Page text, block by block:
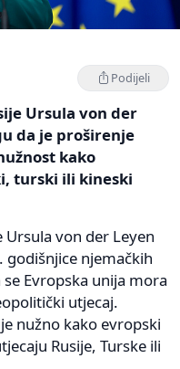
Podijeli
Ursula von der
da je proširenje
kako
turski ili kineski
von der Leyen
godišnjice njemačkih
Evropska unija mora
utjecaj.
nužno kako evropski
Rusije, Turske ili